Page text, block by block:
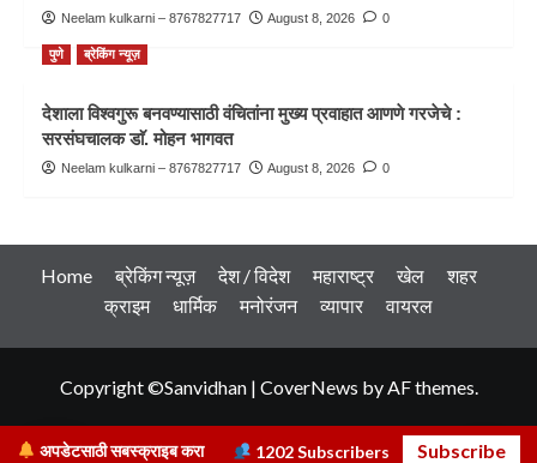
Neelam kulkarni – 8767827717 August 8, 2026 0
पुणे ब्रेकिंग न्यूज़
देशाला विश्वगुरू बनवण्यासाठी वंचितांना मुख्य प्रवाहात आणणे गरजेचे :
सरसंघचालक डाॅ. मोहन भागवत
Neelam kulkarni – 8767827717 August 8, 2026 0
Home ब्रेकिंग न्यूज़ देश / विदेश महाराष्ट्र खेल
शहर
क्राइम
धार्मिक मनोरंजन व्यापार वायरल
Copyright ©Sanvidhan | CoverNews by AF themes.
अपडेटसाठी सबस्क्राइब करा 1202Subscribers Subscribe